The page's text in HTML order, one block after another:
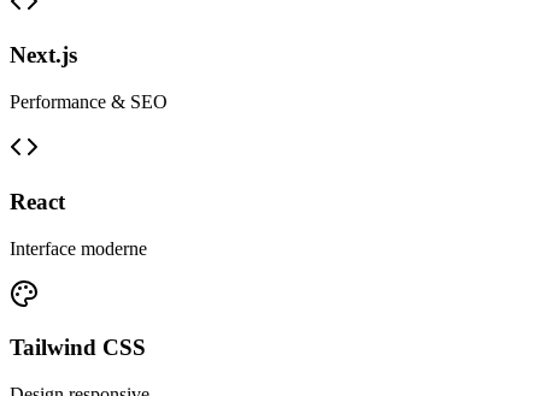
Next.js
Performance & SEO
React
Interface moderne
Tailwind CSS